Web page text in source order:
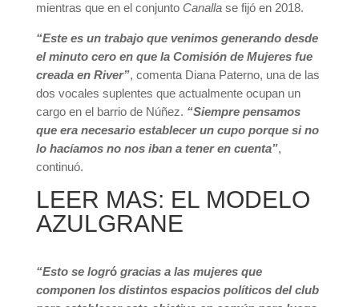
mientras que en el conjunto Canallase fijó en 2018.
“Este es un trabajo que venimos generando desde
el minuto cero en que la Comisión de Mujeres fue
creada en River”, comenta Diana Paterno, una de las
dos vocales suplentes que actualmente ocupan un
cargo en el barrio de Núñez. “Siempre pensamos
que era necesario establecer un cupo porque si no
lo hacíamos no nos iban a tener en cuenta”,
continuó.
LEER MAS: EL MODELO
AZULGRANE
“Esto se logrógracias a las mujeres que
componen los distintos espacios políticos del club